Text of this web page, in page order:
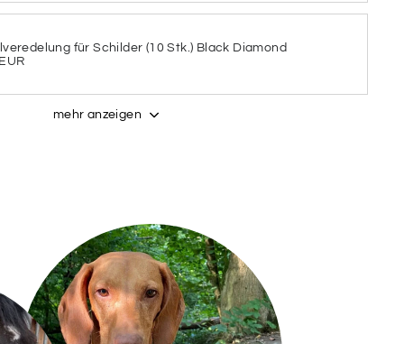
HELLGRÜN
PINK ROSA
für Schilder (10 Stk.) Black Diamond
mehr anzeigen